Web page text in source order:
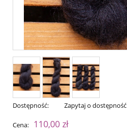
Dostępność: Zapytaj o dostępność
Cena: 110,00 zł